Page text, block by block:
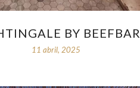
BY BEEFBAR
11 abril, 2025